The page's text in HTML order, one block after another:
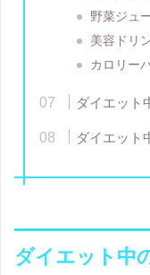
野菜ジュ
美容ドリ
カロリー
ダイエット
ダイエット
ダイエット中